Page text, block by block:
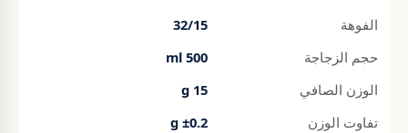
الفوهة
32/15
حجم الزجاجة
500 ml
الوزن الصافي
15 g
تفاوت الوزن
±0.2 g